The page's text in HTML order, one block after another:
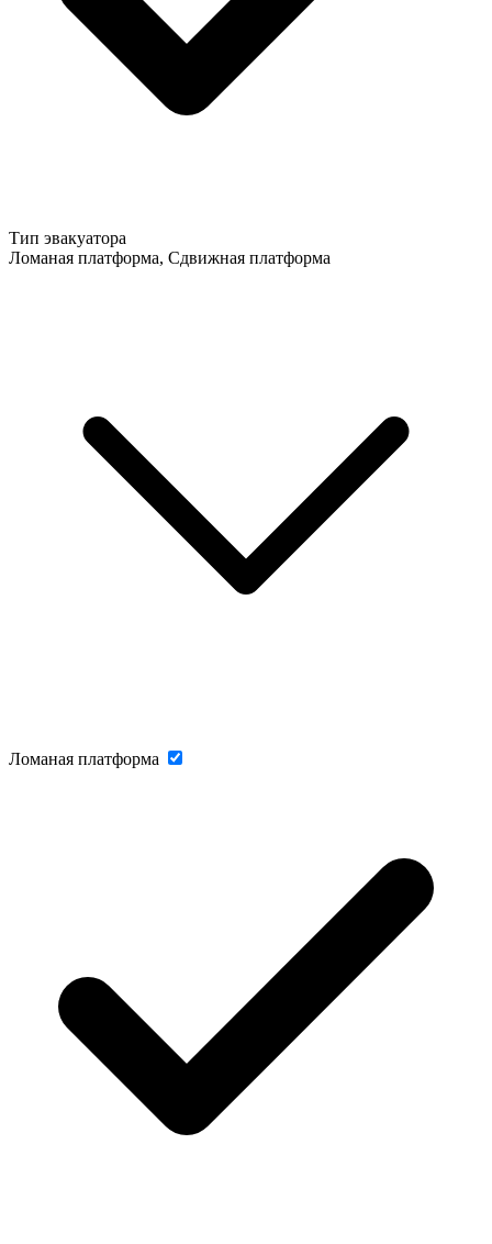
Тип эвакуатора
Ломаная платформа, Сдвижная платформа
Ломаная платформа